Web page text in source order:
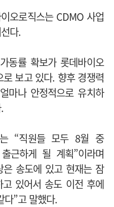
오로직스는 CDMO 사업
다.
동률 확보가 롯데바이오
보고 있다. 향후 경쟁력
마나 안정적으로 유치하
는 “직원들 모두 8월 중
근하게 될 계획”이라며
송도에 있고 현재는 잠
있어서 송도 이전 후에
다”고 말했다.